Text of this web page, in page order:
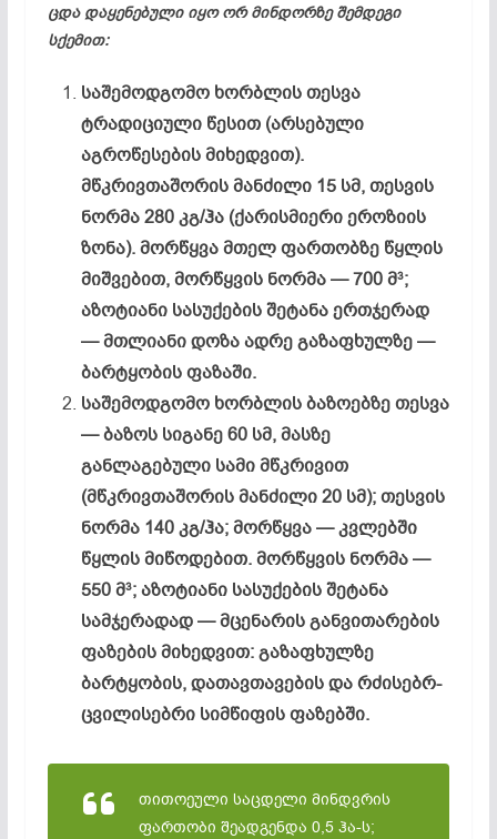
ცდა დაყენებული იყო ორ მინდორზე შემდეგი
სქემით:
საშემოდგომო ხორბლის თესვა
ტრადიციული წესით (არსებული
აგროწესების მიხედვით).
მწკრივთაშორის მანძილი 15 სმ, თესვის
ნორმა 280 კგ/ჰა (ქარისმიერი ეროზიის
ზონა). მორწყვა მთელ ფართობზე წყლის
მიშვებით, მორწყვის ნორმა — 700 მ3;
აზოტიანი სასუქების შეტანა ერთჯერად
— მთლიანი დოზა ადრე გაზაფხულზე —
ბარტყობის ფაზაში.
საშემოდგომო ხორბლის ბაზოებზე თესვა
— ბაზოს სიგანე 60 სმ, მასზე
განლაგებული სამი მწკრივით
(მწკრივთაშორის მანძილი 20 სმ); თესვის
ნორმა 140 კგ/ჰა; მორწყვა — კვლებში
წყლის მიწოდებით. მორწყვის ნორმა —
550 მ3; აზოტიანი სასუქების შეტანა
სამჯერადად — მცენარის განვითარების
ფაზების მიხედვით: გაზაფხულზე
ბარტყობის, დათავთავების და რძისებრ-
ცვილისებრი სიმწიფის ფაზებში.
თითოეული საცდელი მინდვრის
ფართობი შეადგენდა 0,5 ჰა-ს;